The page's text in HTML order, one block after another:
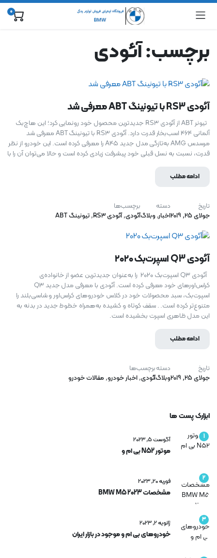
0
برچسب:آئودی
آئودی RS3 با تیونینگ ABT معرفی شد
تیونر ABT از آئودی RS3 جدیدترین محصول خود رونمایی کرد؛ این هاچ‌بک
آلمانی ۴۶۴ اسب‌بخار قدرت دارد. آئودی RS3 با تیونینگ ABT معرفی شد
مرسدس AMG به‌تازگی مدل جدید A45 را معرفی کرده است. این خودرو از نظر
قدرت، نسبت به نسل قبلی خود پیشرفت زیادی کرده است و حالا می‌توان آن را با
ادامه مطلب
تاریخ
جولای 25, 2019
دسته
اخبار,وبلاگ
برچسب‌ها
آئودی, آئودی RS3 ,تیونینگ ABT
آئودی Q3 ‌اسپرت‌بک ۲۰۲۰
آئودی Q3 ‌اسپرت‌بک ۲۰۲۰ را به‌عنوان جدیدترین عضو از خانواده‌ی
کراس‌اورهای خود معرفی کرده است. آئودی با معرفی مدل جدید Q3
اسپرت‌بک، سبد محصولات خود در کلاس خودروهای کراس‌اور و شاسی‌بلند را
متنوع‌تر کرده است. . سقف کوتاه و کشیده به‌همراه خطوط جدید در بدنه به
این مدل ظاهری اسپرت بخشیده است.
ادامه مطلب
تاریخ
جولای 25, 2019
دسته
وبلاگ
برچسب‌ها
آئودی, اخبار خودرو,مقالات خودرو
ابزارک پست ها
1 آگوست 5, 2023
موتور N52 بی ام و
2 فوریه 20, 2023
مشخصات BMW M5 2023
3 ژانویه 2, 2023
خودروهای بی ام و موجود در بازار ایران